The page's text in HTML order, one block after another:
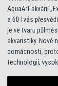
AquaArt akvárií
a 60 l vás
je ve tvaru
akvaristiky. Nové
domácnosti,
technologií,